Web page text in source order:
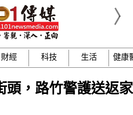
財經 科技 生活 健康
頭，路竹警護送返家